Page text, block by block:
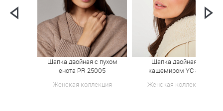
Шапка двойная с пухом
енота PR 25005
Женская коллекция
Шапка двойная с
кашемиром YC 818
Женская коллекция